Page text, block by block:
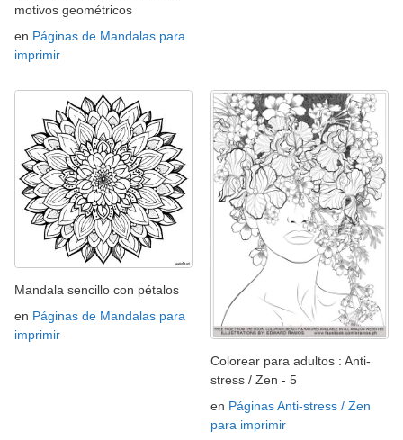
motivos geométricos
en Páginas de Mandalas para
imprimir
Mandala sencillo con pétalos
en Páginas de Mandalas para
imprimir
Colorear para adultos : Anti-
stress / Zen - 5
en Páginas Anti-stress / Zen
para imprimir